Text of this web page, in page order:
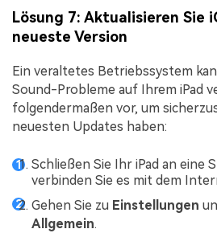
Lösung 7: Aktualisieren Sie
neueste Version
Ein veraltetes Betriebssystem
Sound-Probleme auf Ihrem iPad
folgendermaßen vor, um
neuesten Updates haben:
Schließen Sie Ihr iPad an eine
verbinden Sie es mit dem
Gehen Sie zu Einstellungen
Allgemein.